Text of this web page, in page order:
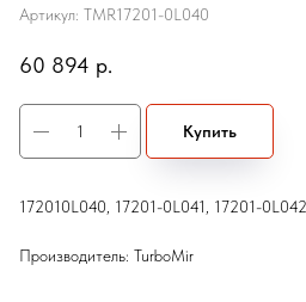
Артикул: TMR17201-0L040
60 894 р.
Купить
172010L040, 17201-0L041, 17201-
Производитель: TurboMir